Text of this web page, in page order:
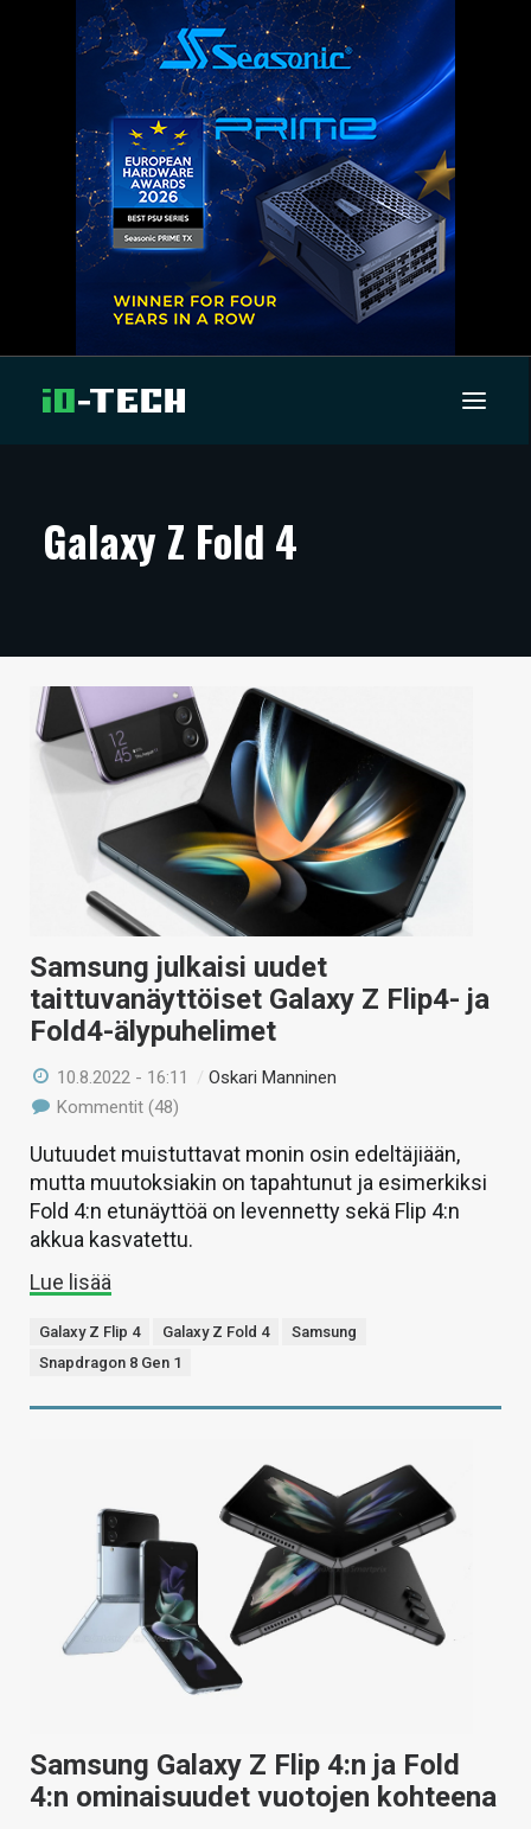
ARTIKKELIT
TECHBBS
TIETOA
VAIHDA TEEMA
HAKU
Galaxy Z Fold 4
Samsung julkaisi uudet
taittuvanäyttöiset Galaxy Z Flip4- ja
Fold4-älypuhelimet
10.8.2022 - 16:11 /Oskari Manninen
Kommentit (48)
Uutuudet muistuttavat monin osin edeltäjiään,
mutta muutoksiakin on tapahtunut ja esimerkiksi
Fold 4:n etunäyttöä on levennetty sekä Flip 4:n
akkua kasvatettu.
Lue lisää
Galaxy Z Flip 4 Galaxy Z Fold 4
Samsung
Snapdragon 8 Gen 1
Samsung Galaxy Z Flip 4:n ja Fold
4:n ominaisuudet vuotojen kohteena